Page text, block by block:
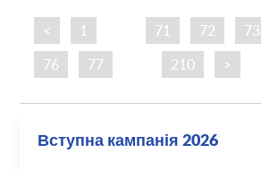
< 1 71 72 73
76
77 210 >
Вступна кампанія 2026